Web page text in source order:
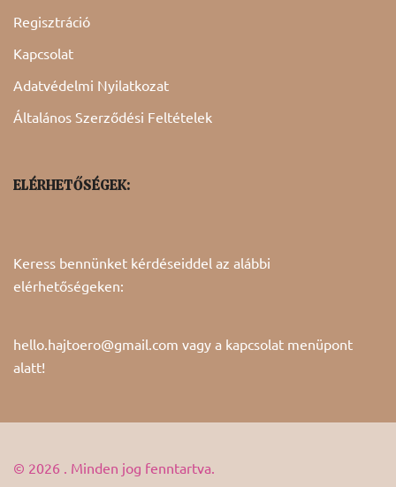
Regisztráció
Kapcsolat
Adatvédelmi Nyilatkozat
Általános Szerződési Feltételek
ELÉRHETŐSÉGEK:
Keress bennünket kérdéseiddel az alábbi
elérhetőségeken:
hello.hajtoero@gmail.com vagy a kapcsolat menüpont
alatt!
© 2026 . Minden jog fenntartva.